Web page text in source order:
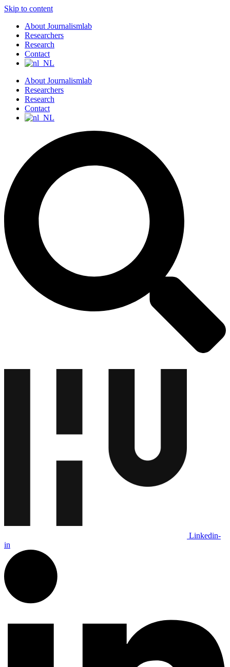
Skip to content
About Journalismlab
Researchers
Research
Contact
About Journalismlab
Researchers
Research
Contact
Linkedin-
in